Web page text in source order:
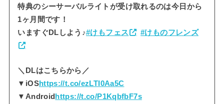
特典のシーサーバルライトが受け取れるのは今日から
1ヶ月間です！
いますぐDLしよう♪#けもフェス #けものフレンズ
＼DLはこちらから／
▼iOShttps://t.co/ezLTI0Aa5C
▼Android https://t.co/P1KqbfbF7s